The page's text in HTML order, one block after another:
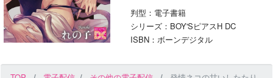
判型：電子書籍
シリーズ：BOY'SピアスH DC
ISBN：ボーンデジタル